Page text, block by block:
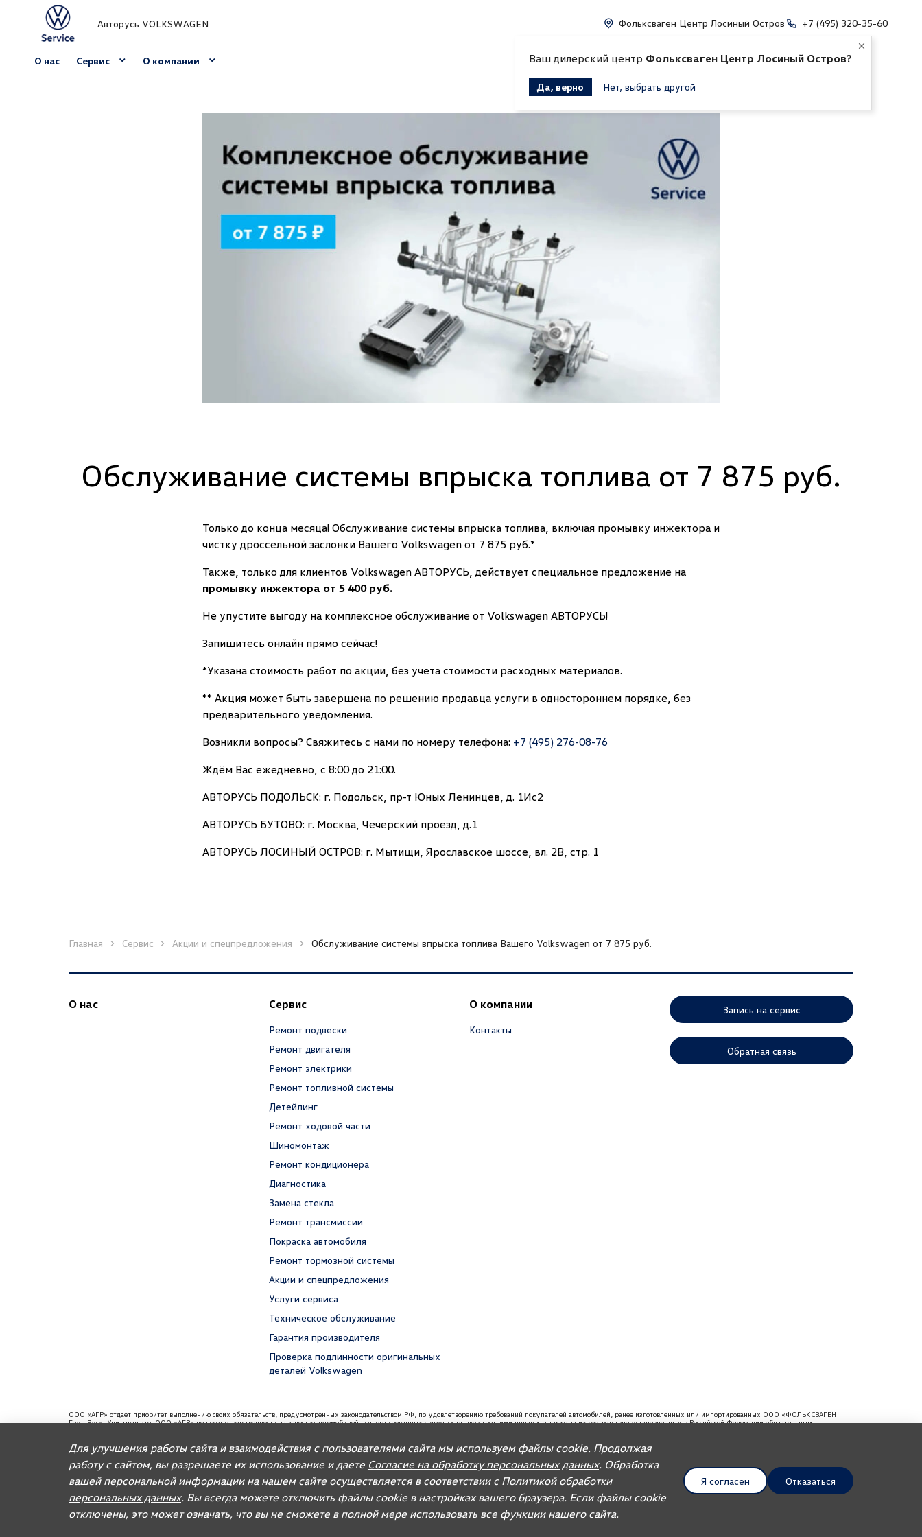
Авторусь VOLKSWAGEN Фольксваген Центр Лосиный Остров +7 (495) 320-35-60
О нас Сервис О компании
Обслуживание системы впрыска топлива от 7 875 руб.
Только до конца месяца! Обслуживание системы впрыска топлива, включая промывку инжектора и
чистку дроссельной заслонки Вашего Volkswagen от 7 875 руб.*
Также, только для клиентов Volkswagen АВТОРУСЬ, действует специальное предложение на
промывку инжектора от 5 400 руб.
Не упустите выгоду на комплексное обслуживание от Volkswagen АВТОРУСЬ!
Запишитесь онлайн прямо сейчас!
*Указана стоимость работ по акции, без учета стоимости расходных материалов.
** Акция может быть завершена по решению продавца услуги в одностороннем порядке, без
предварительного уведомления.
Возникли вопросы? Свяжитесь с нами по номеру телефона: +7 (495) 276-08-76
Ждём Вас ежедневно, с 8:00 до 21:00.
АВТОРУСЬ ПОДОЛЬСК: г. Подольск, пр-т Юных Ленинцев, д. 1Ис2
АВТОРУСЬ БУТОВО: г. Москва, Чечерский проезд, д.1
АВТОРУСЬ ЛОСИНЫЙ ОСТРОВ: г. Мытищи, Ярославское шоссе, вл. 2В, стр. 1
Главная Сервис Акции и спецпредложения Обслуживание системы впрыска топлива Вашего Volkswagen от 7 875 руб.
О нас Сервис
Ремонт подвески
Ремонт двигателя
Ремонт электрики
Ремонт топливной системы
Детейлинг
Ремонт ходовой части
Шиномонтаж
Ремонт кондиционера
Диагностика
Замена стекла
Ремонт трансмиссии
Покраска автомобиля
Ремонт тормозной системы
Акции и спецпредложения
Услуги сервиса
Техническое обслуживание
Гарантия производителя
Проверка подлинности оригинальных
деталей Volkswagen
О компании
Контакты
Запись на сервис
Обратная связь
ООО «АГР» отдает приоритет выполнению своих обязательств, предусмотренных законодательством РФ, по удовлетворению требований покупателей автомобилей, ранее изготовленных или импортированных ООО «ФОЛЬКСВАГЕН
Груп Рус». Учитывая это, ООО «АГР» не несет ответственности за качество автомобилей, импортированных с других рынков третьими лицами, а также за их соответствие установленным в Российской Федерации обязательным
Для автомобилей бренда дилерское предприятие осуществляет продажу запасных частей и организацию послепродажного обслуживания.
© 2026, AGR Automotive Group. UDP Auto
Правовая информация
Для улучшения работы сайта и взаимодействия с пользователями сайта мы используем файлы cookie. Продолжая
работу с сайтом, вы разрешаете их использование и даете Согласие на обработку персональных данных. Обработка
вашей персональной информации на нашем сайте осуществляется в соответствии с Политикой обработки
персональных данных. Вы всегда можете отключить файлы cookie в настройках вашего браузера. Если файлы cookie
отключены, это может означать, что вы не сможете в полной мере использовать все функции нашего сайта.
Я согласен Отказаться
Ваш дилерский центр Фольксваген Центр Лосиный Остров?
Да, верно Нет, выбрать другой